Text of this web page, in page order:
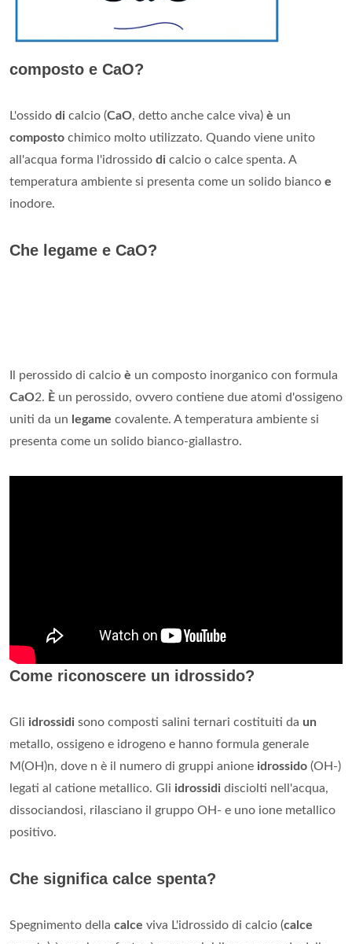
composto e CaO?
L'ossido di calcio (CaO, detto anche calce viva) è un
composto chimico molto utilizzato. Quando viene unito
all'acqua forma l'idrossido di calcio o calce spenta. A
temperatura ambiente si presenta come un solido bianco e
inodore.
Che legame e CaO?
Il perossido di calcio è un composto inorganico con formula
CaO2. È un perossido, ovvero contiene due atomi d'ossigeno
uniti da un legame covalente. A temperatura ambiente si
presenta come un solido bianco-giallastro.
Come riconoscere un idrossido?
Gli idrossidi sono composti salini ternari costituiti da un
metallo, ossigeno e idrogeno e hanno formula generale
M(OH)n, dove n è il numero di gruppi anione idrossido (OH-)
legati al catione metallico. Gli idrossidi disciolti nell'acqua,
dissociandosi, rilasciano il gruppo OH- e uno ione metallico
positivo.
Che significa calce spenta?
Spegnimento della calce viva L'idrossido di calcio (calce